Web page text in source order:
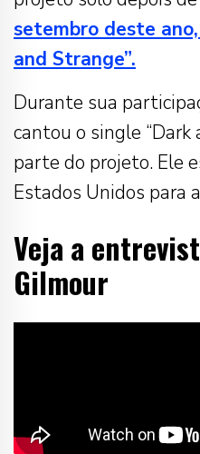
setembro deste
and Strange”.
Durante sua
cantou o single “Dark
parte do projeto. Ele
Estados Unidos para
Veja a
Gilmour